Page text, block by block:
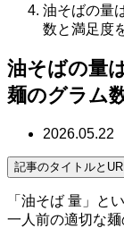
油そばの量
数と満足度
油そばの量
麺のグラム
2026.05.22
記事のタイトルと
「油そば 量」と
一人前の適切な